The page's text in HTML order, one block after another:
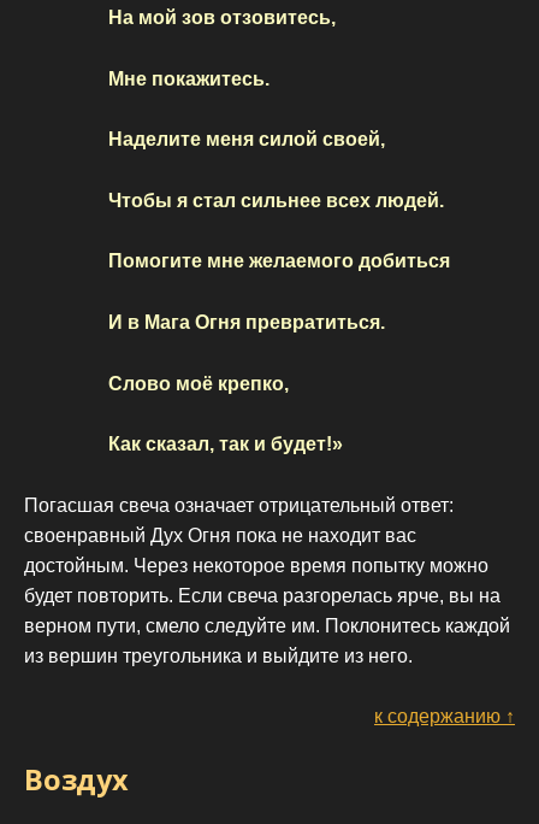
На мой зов отзовитесь,
Мне покажитесь.
Наделите меня силой своей,
Чтобы я стал сильнее всех людей.
Помогите мне желаемого добиться
И в Мага Огня превратиться.
Слово моё крепко,
Как сказал, так и будет!»
Погасшая свеча означает отрицательный ответ:
своенравный Дух Огня пока не находит вас
достойным. Через некоторое время попытку можно
будет повторить. Если свеча разгорелась ярче, вы на
верном пути, смело следуйте им. Поклонитесь каждой
из вершин треугольника и выйдите из него.
к содержанию ↑
Воздух